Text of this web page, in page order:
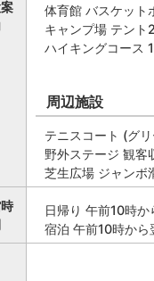
体育館 バスケット
キャンプ場 テン
ハイキングコース
周辺施設
テニスコート (グ
野外ステージ 観客
芝生広場 ジャンボ
日帰り 午前10時
宿泊 午前10時か